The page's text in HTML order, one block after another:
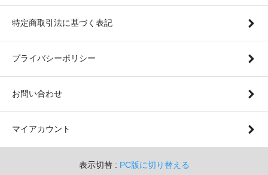
特定商取引法に基づく表記
プライバシーポリシー
お問い合わせ
マイアカウント
表示切替 : PC版に切り替える